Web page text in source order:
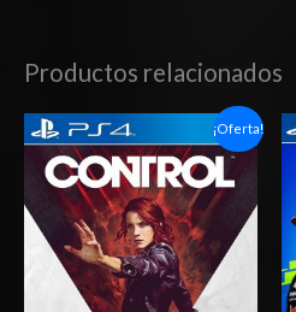
Productos relacionados
¡Oferta!
Rango
de
precios:
desde
$6.03
hasta
$10.03